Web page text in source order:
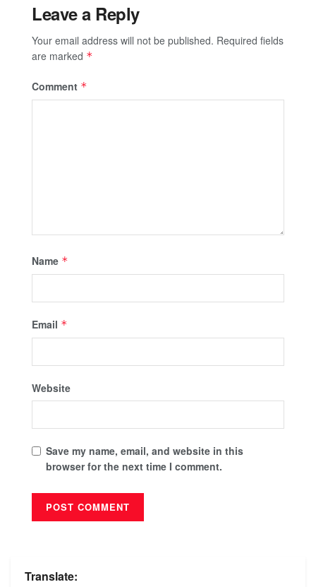
Leave a Reply
Your email address will not be published. Required fields
are marked *
Comment *
Name *
Email *
Website
Save my name, email, and website in this
browser for the next time I comment.
Translate: